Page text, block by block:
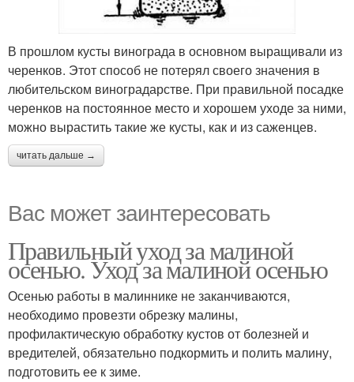
В прошлом кусты винограда в основном выращивали из
черенков. Этот способ не потерял своего значения в
любительском виноградарстве. При правильной посадке
черенков на постоянное место и хорошем уходе за ними,
можно вырастить такие же кусты, как и из саженцев.
читать дальше →
Вас может заинтересовать
Правильный уход за малиной
осенью. Уход за малиной осенью
Осенью работы в малиннике не заканчиваются,
необходимо провезти обрезку малины,
профилактическую обработку кустов от болезней и
вредителей, обязательно подкормить и полить малину,
подготовить ее к зиме.